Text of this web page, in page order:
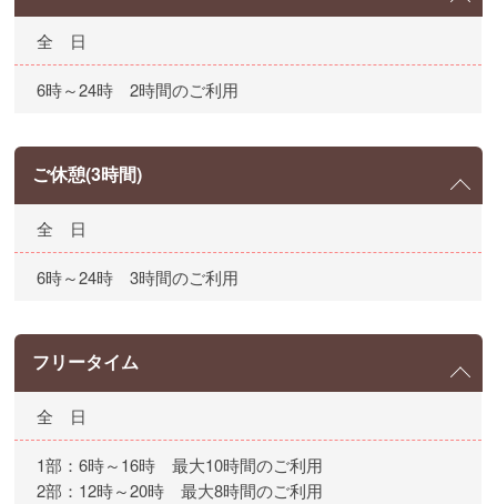
全 日
6時～24時 2時間のご利用
ご休憩(3時間)
全 日
6時～24時 3時間のご利用
フリータイム
全 日
1部：6時～16時 最大10時間のご利用
2部：12時～20時 最大8時間のご利用